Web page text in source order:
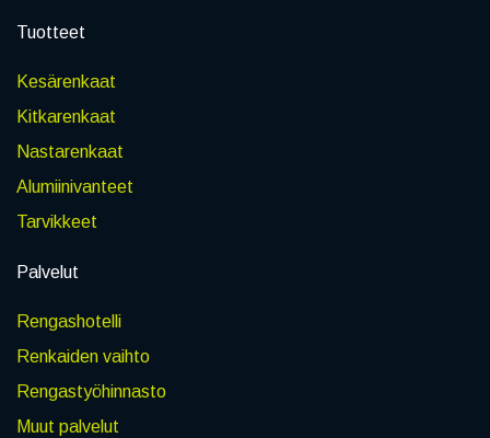
Tuotteet
Kesärenkaat
Kitkarenkaat
Nastarenkaat
Alumiinivanteet
Tarvikkeet
Palvelut
Rengashotelli
Renkaiden vaihto
Rengastyöhinnasto
Muut palvelut